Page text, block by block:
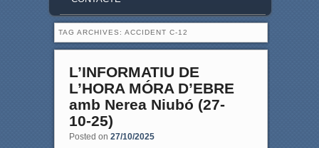
TAG ARCHIVES: ACCIDENT C-12
L’INFORMATIU DE
L’HORA MÓRA D’EBRE
amb Nerea Niubó (27-
10-25)
Posted on 27/10/2025